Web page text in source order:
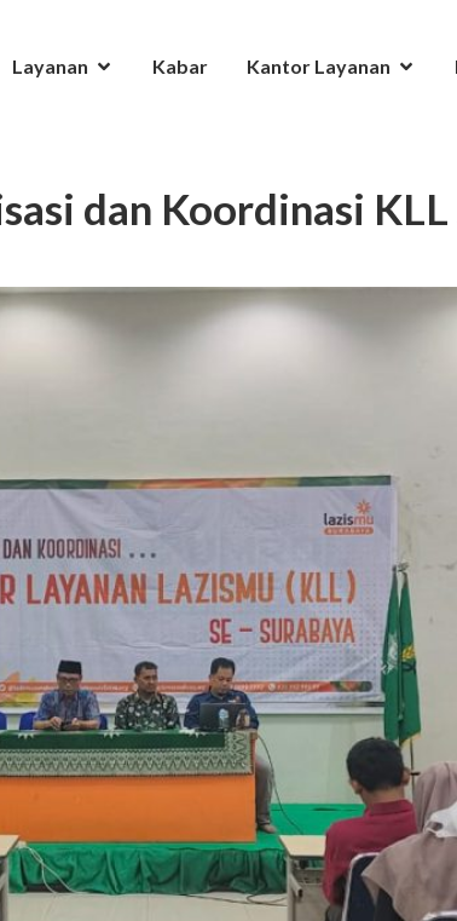
Layanan Kabar Kantor Layanan
dan Koordinasi